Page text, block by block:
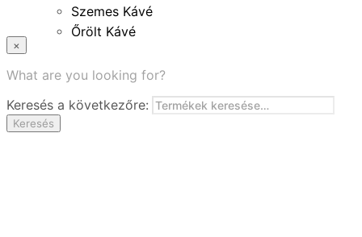
Szemes Kávé
Őrölt Kávé
Instant Kávé
Zacskó Tea
Tartozékok
×
What are you looking for?
Keresés a következőre:
Keresés